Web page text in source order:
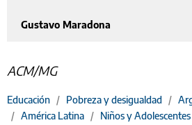
Gustavo Maradona
ACM/MG
Educación / Pobreza y desigualdad /
/ América Latina / Niños y Adolescentes